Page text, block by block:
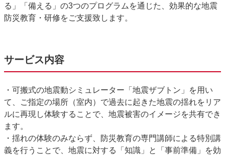
る」「備える」の3つのプログラムを通じた、効果的な地震
防災教育・研修をご支援致します。
サービス内容
・可搬式の地震動シミュレーター「地震ザブトン」を用い
て、ご指定の場所（室内）で過去に起きた地震の揺れをリア
ルに再現し体験することで、地震被害のイメージを共有でき
ます。
・揺れの体験のみならず、防災教育の専門講師による特別講
義を行うことで、地震に対する「知識」と「事前準備」を効